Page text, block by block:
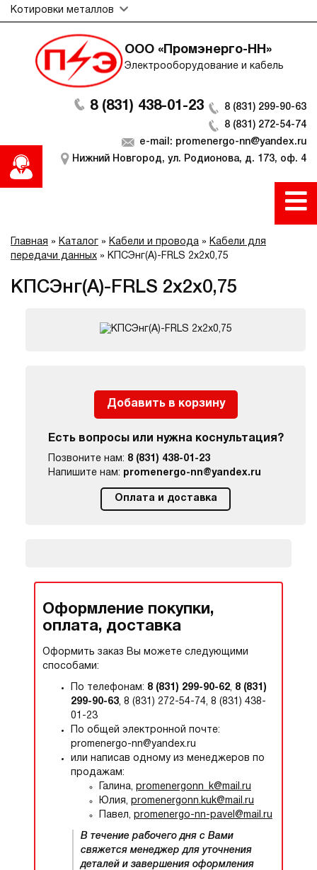
Котировки металлов
ООО «Промэнерго-НН»
Электрооборудование и кабель
8 (831) 438-01-23
8 (831) 299-90-63
8 (831) 272-54-74
e-mail: promenergo-nn@yandex.ru
Нижний Новгород, ул. Родионова, д. 173, оф. 4
Главная » Каталог » Кабели и провода » Кабели для
передачи данных » КПСЭнг(А)-FRLS 2х2х0,75
КПСЭнг(А)-FRLS 2х2х0,75
Добавить в корзину
Есть вопросы или нужна коснультация?
Позвоните нам: 8 (831) 438-01-23
Напишите нам: promenergo-nn@yandex.ru
Оплата и доставка
Оформление покупки,
оплата, доставка
Оформить заказ Вы можете следующими
способами:
По телефонам: 8 (831) 299-90-62, 8 (831)
299-90-63, 8 (831) 272-54-74, 8 (831) 438-
01-23
По общей электронной почте:
promenergo-nn@yandex.ru
или написав одному из менеджеров по
продажам:
Галина, promenergonn_k@mail.ru
Юлия, promenergonn.kuk@mail.ru
Павел, promenergo-nn-pavel@mail.ru
В течение рабочего дня с Вами
свяжется менеджер для уточнения
деталей и завершения оформления